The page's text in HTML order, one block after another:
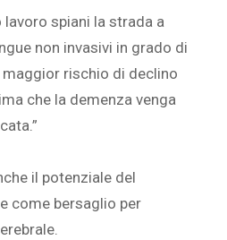
lavoro spiani la strada a
non invasivi in grado di
rischio di declino
che la demenza venga
il potenziale del
come bersaglio per